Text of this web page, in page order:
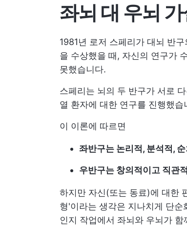
좌뇌 대 우뇌
1981년 로저 스페리가 대뇌 반
을 수상했을 때, 자신의 연구가
못했습니다.
스페리는 뇌의 두 반구가 서로
열 환자에 대한 연구를 진행했습
이 이론에 따르면
좌반구는 논리적, 분석적,
우반구는 창의적이고 직관
하지만 자신(또는 동료)에 대한
형'이라는 생각은 지나치게 단
인지 작업에서 좌뇌와 우뇌가